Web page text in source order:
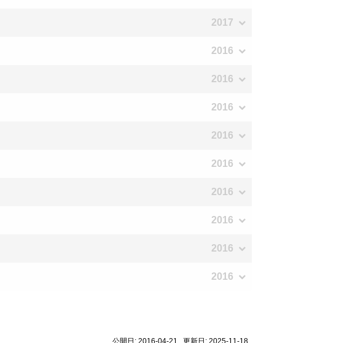
2017
2016
2016
2016
2016
2016
2016
2016
2016
2016
公開日: 2016-04-21 更新日: 2025-11-18